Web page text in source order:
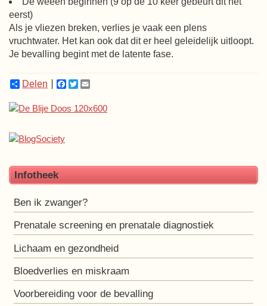
eerst)
Als je vliezen breken, verlies je vaak een plens
vruchtwater. Het kan ook dat dit er heel geleidelijk uitloopt.
Je bevalling begint met de latente fase.
Delen Facebook
Twitter
Infotheek
Ben ik zwanger?
Prenatale screening en prenatale diagnostiek
Lichaam en gezondheid
Bloedverlies en miskraam
Voorbereiding voor de bevalling